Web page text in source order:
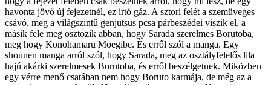
havonta jövő új fejezetnél, ez irtó gáz. A sztori felét a szemüveges
csávó, meg a világszintű genjutsus pcsa párbeszédei viszik el, a
másik fele meg osztozik abban, hogy Sarada szerelmes Borutoba,
meg hogy Konohamaru Moegibe. És erről szól a manga. Egy
shounen manga arról szól, hogy Sarada, meg az osztályfelelős lila
hajú akárki szerelmesek Borutoba, és erről beszélgetnek. Miközben
egy vérre menő csatában nem hogy Boruto karmája, de még az a